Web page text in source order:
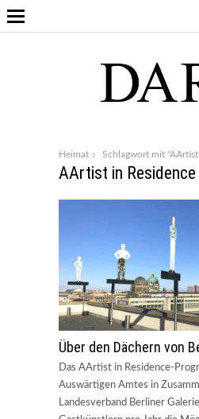
Heimat Schlagwort mit
AArtist in Residence
Über den Dächern von
Das AArtist in Residence-
Auswärtigen Amtes in
Landesverband Berliner